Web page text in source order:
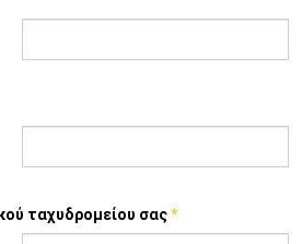
ταχυδρομείου σας*